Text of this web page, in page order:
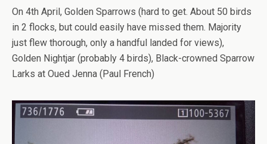
On 4th April, Golden Sparrows (hard to get. About 50 birds
in 2 flocks, but could easily have missed them. Majority
just flew thorough, only a handful landed for views),
Golden Nightjar (probably 4 birds), Black-crowned Sparrow
Larks at Oued Jenna (Paul French)